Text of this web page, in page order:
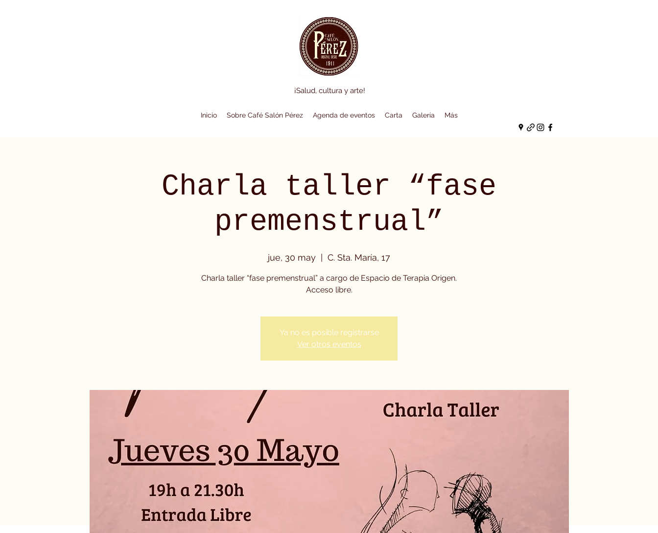
¡Salud, cultura y arte!
Inicio Sobre Café Salón Pérez Agenda de eventos Carta Galería Más
Charla taller “fase
premenstrual”
jue, 30 may C. Sta. María, 17
Charla taller “fase premenstrual” a cargo de Espacio de Terapia Origen.
Acceso libre.
Ya no es posible registrarse
Ver otros eventos